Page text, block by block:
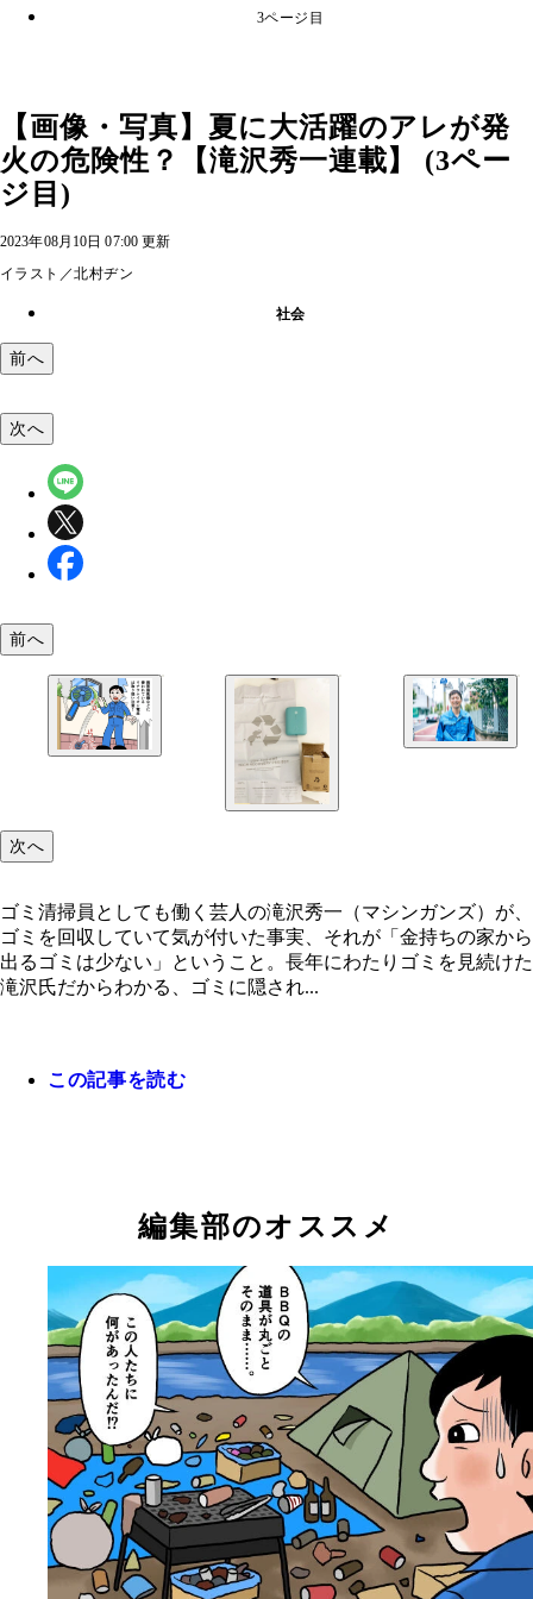
3ページ目
【画像・写真】夏に大活躍のアレが発
火の危険性？【滝沢秀一連載】 (3ペー
ジ目)
2023年08月10日 07:00 更新
イラスト／北村ヂン
社会
前へ
アメリカのモバイルバッテリー。処分したいとき
次へ
前へ
次へ
ゴミ清掃員としても働く芸人の滝沢秀一（マシンガンズ）が、
ゴミを回収していて気が付いた事実、それが「金持ちの家から
出るゴミは少ない」ということ。長年にわたりゴミを見続けた
滝沢氏だからわかる、ゴミに隠され...
この記事を読む
編集部のオススメ